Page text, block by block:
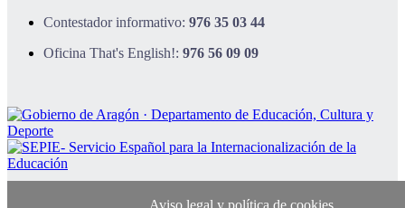
Contestador informativo: 976 35 03 44
Oficina That's English!: 976 56 09 09
Aviso legal y política de cookies